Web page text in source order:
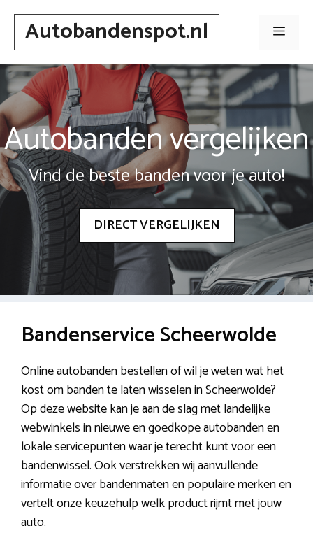
Spring
inhoudAutobandenspot.nl Menu
Autobanden vergelijken
Vind de beste banden voor je auto!
DIRECT VERGELIJKEN
Bandenservice Scheerwolde
Online autobanden bestellen of wil je weten wat het
kost om banden te laten wisselen in Scheerwolde?
Op deze website kan je aan de slag met landelijke
webwinkels in nieuwe en goedkope autobanden en
lokale servicepunten waar je terecht kunt voor een
bandenwissel. Ook verstrekken wij aanvullende
informatie over bandenmaten en populaire merken en
vertelt onze keuzehulp welk product rijmt met jouw
auto.